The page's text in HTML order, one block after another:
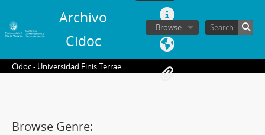
Archivo
Cidoc
Browse
Cidoc - Universidad Finis Terrae
Browse Genre: